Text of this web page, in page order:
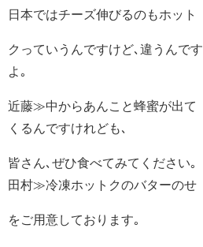
日本ではチーズ伸びるのもホット
クっていうんですけど､違うんです
よ｡
近藤≫中からあんこと蜂蜜が出て
くるんですけれども､
皆さん､ぜひ食べてみてください｡
田村≫冷凍ホットクのバターのせ
をご用意しております｡